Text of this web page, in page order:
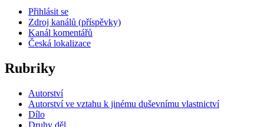
Přihlásit se
Zdroj kanálů (příspěvky)
Kanál komentářů
Česká lokalizace
Rubriky
Autorství
Autorství ve vztahu k jinému duševnímu vlastnictví
Dílo
Druhy děl